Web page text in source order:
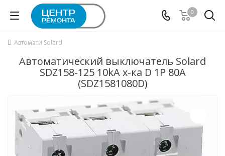
0
Автомати Solard
Автоматический выключатель Solard
SDZ158-125 10kA х-ка D 1P 80А
(SDZ1581080D)